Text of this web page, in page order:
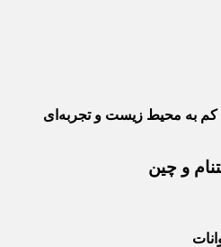
کم به محیط زیست و تجربه‌ای